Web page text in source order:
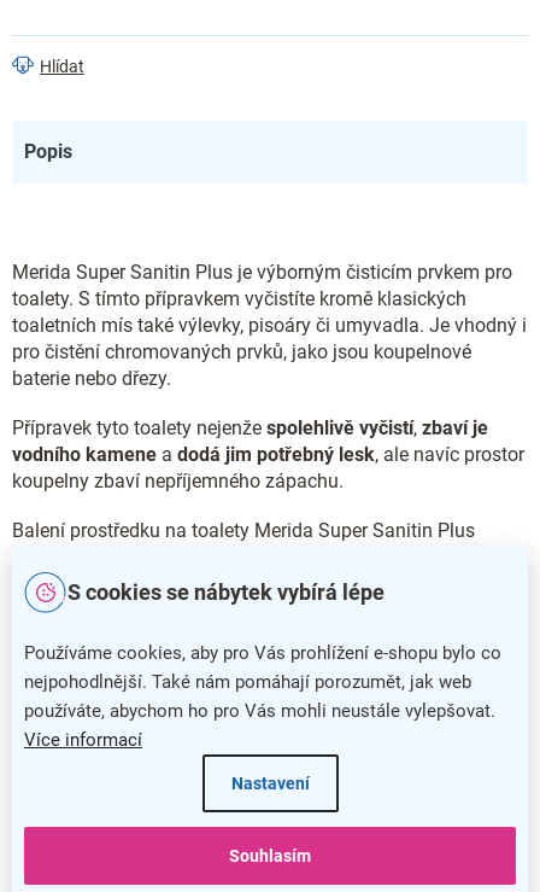
S cookies se nábytek vybírá lépe
Používáme cookies, aby pro Vás prohlížení e-shopu bylo co
nejpohodlnější. Také nám pomáhají porozumět, jak web
používáte, abychom ho pro Vás mohli neustále vylepšovat.
Více informací
Nastavení
Souhlasím
Hlídat
Popis
Merida Super Sanitin Plus je výborným čisticím prvkem pro
toalety. S tímto přípravkem vyčistíte kromě klasických
toaletních mís také výlevky, pisoáry či umyvadla. Je vhodný i
pro čistění chromovaných prvků, jako jsou koupelnové
baterie nebo dřezy.
Přípravek tyto toalety nejenže spolehlivě vyčistí, zbaví je
vodního kamene a dodá jim potřebný lesk, ale navíc prostor
koupelny zbaví nepříjemného zápachu.
Balení prostředku na toalety Merida Super Sanitin Plus
Doplňkové parametry
Kategorie
Prostředky pro mytí koupelen a
WC
Barva
5 let
Objem: 10 l
Vůně: ne